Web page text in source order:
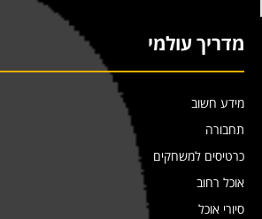
מדריך עולמי
מידע חשוב
תחבורה
כרטיסים למשחקים
אוכל רחוב
סיורי אוכל